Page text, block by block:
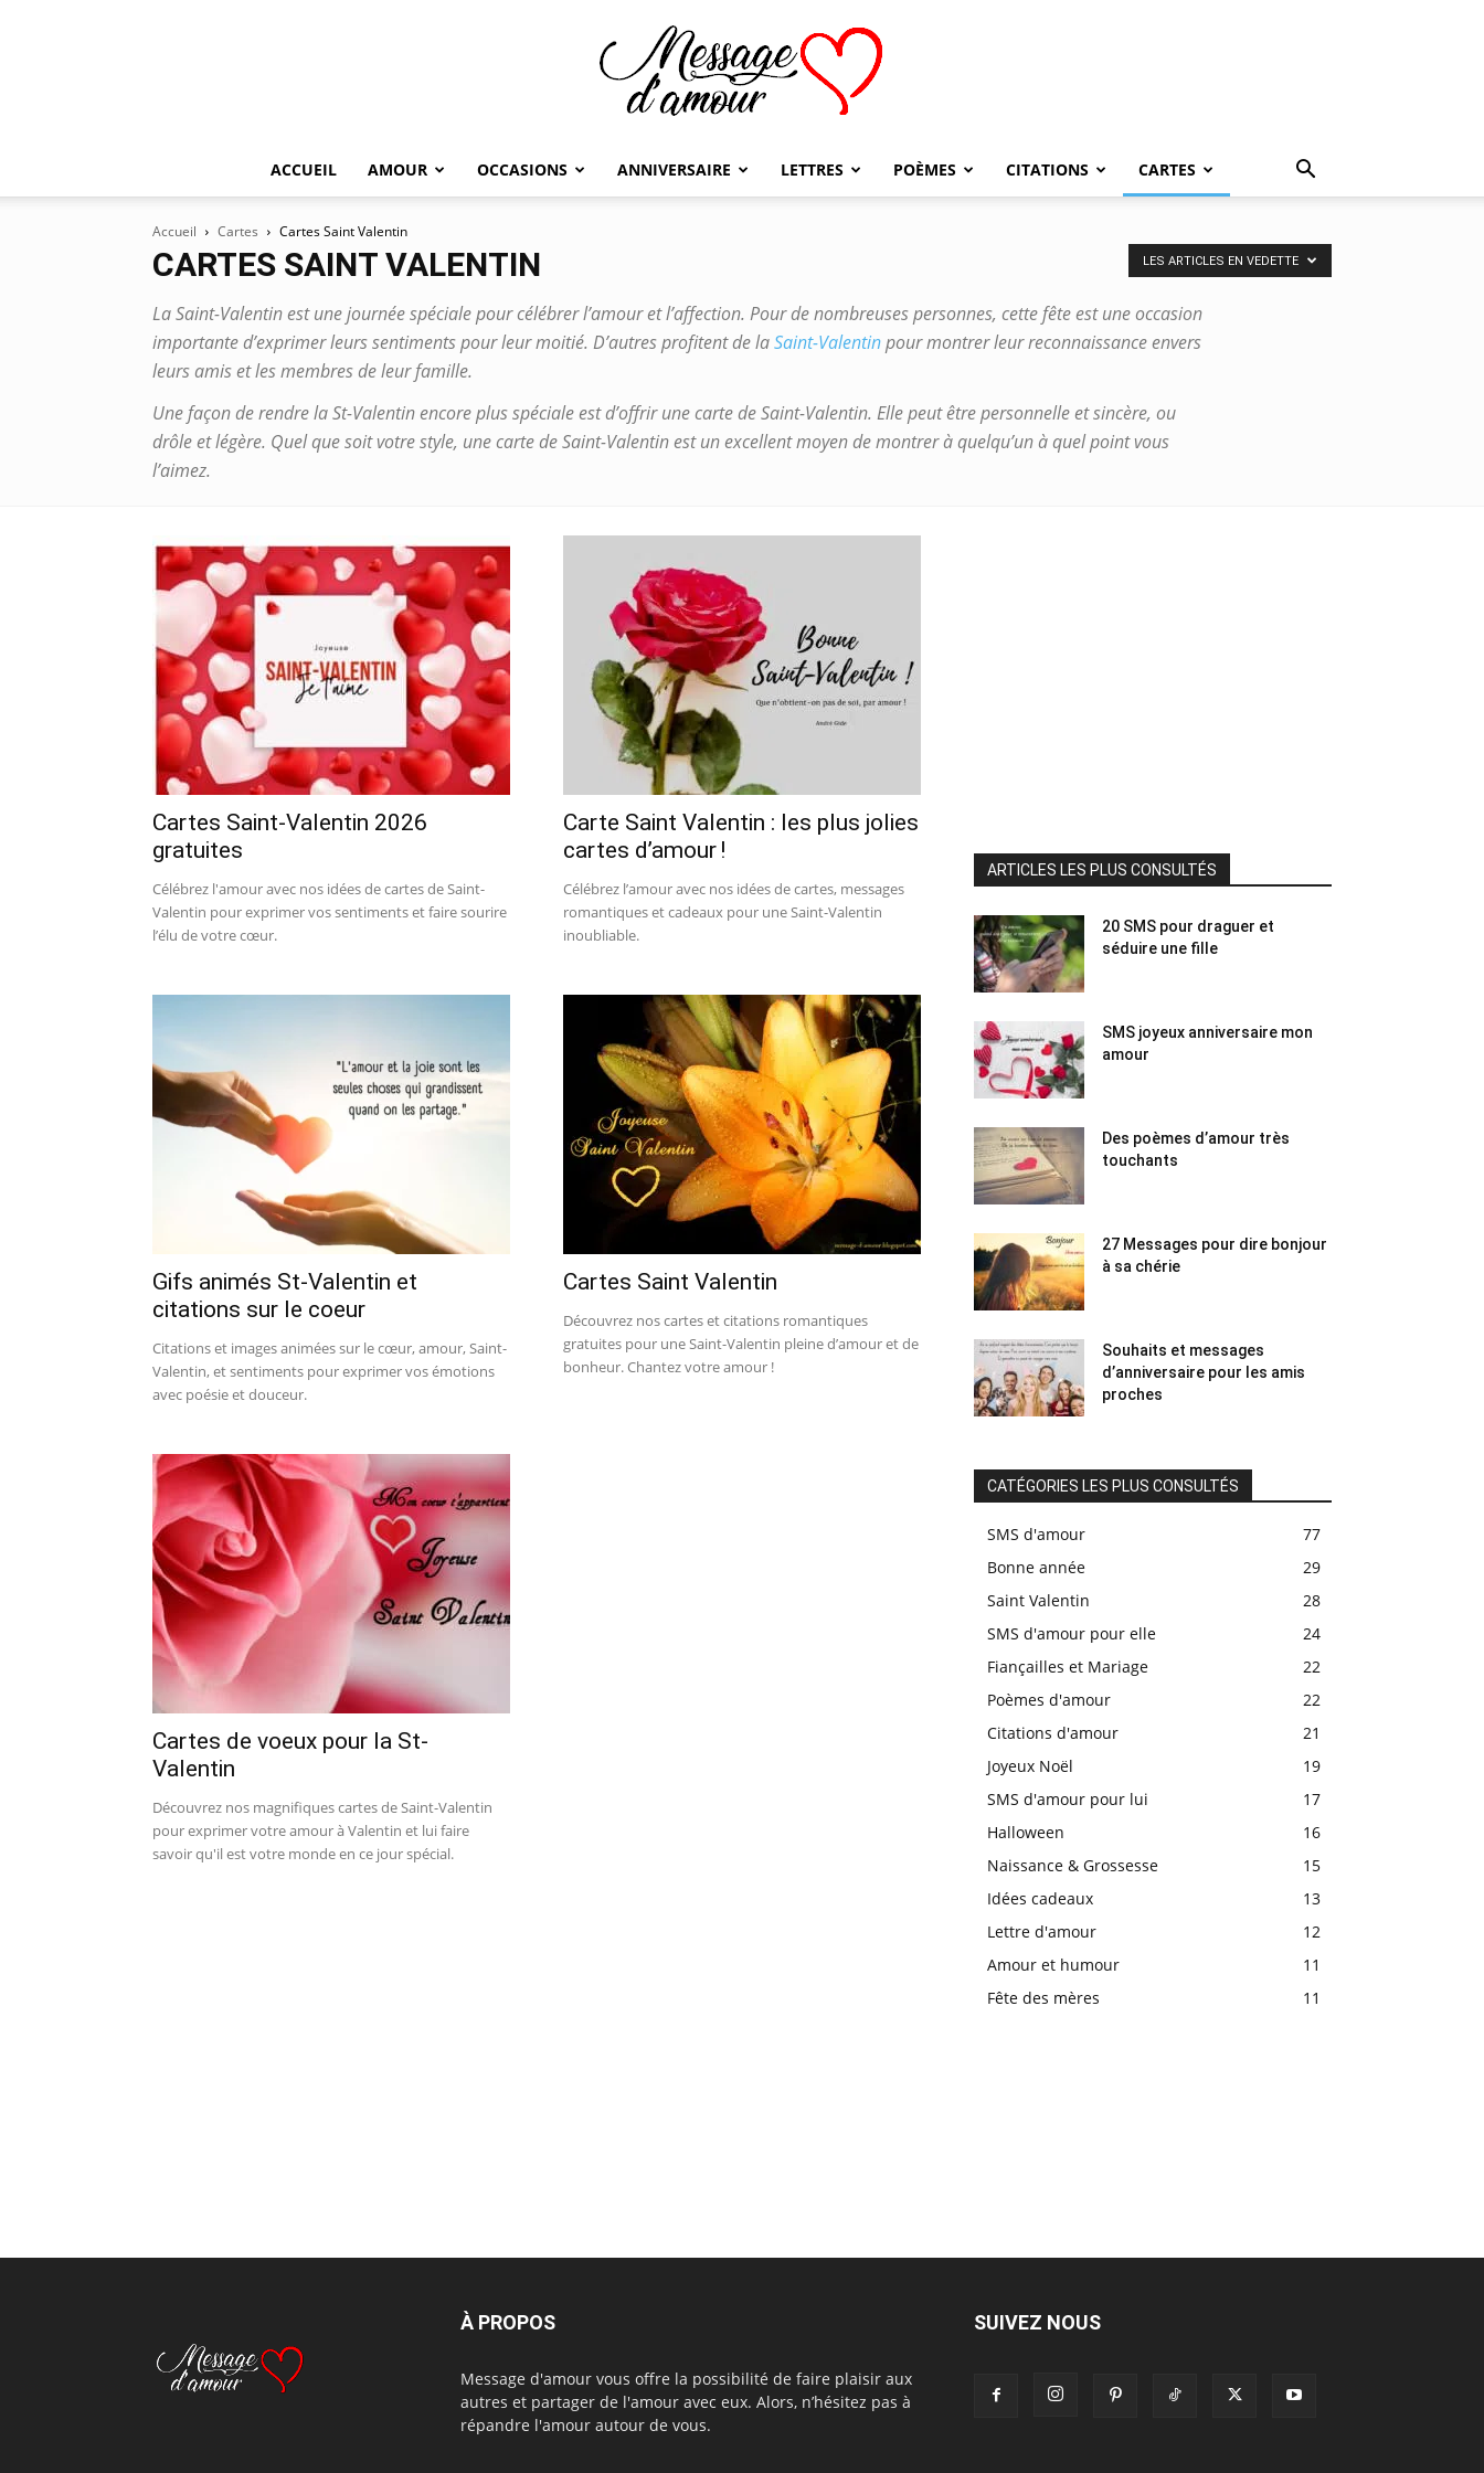
Message
d'amour
ACCUEIL AMOUR OCCASIONS ANNIVERSAIRE LETTRES POÈMES CITATIONS CARTES
Accueil Cartes Cartes Saint Valentin
CARTES SAINT VALENTIN
La Saint-Valentin est une journée spéciale pour célébrer l’amour et l’affection. Pour de nombreuses personnes, cette fête est une occasion
importante d’exprimer leurs sentiments pour leur moitié. D’autres profitent de laSaint-Valentinpour montrer leur reconnaissance envers
leurs amis et les membres de leur famille.
Une façon de rendre la St-Valentin encore plus spéciale est d’offrir une carte de Saint-Valentin. Elle peut être personnelle et sincère, ou
drôle et légère. Quel que soit votre style, une carte de Saint-Valentin est un excellent moyen de montrer à quelqu’un à quel point vous
l’aimez.
LES ARTICLES EN VEDETTE
Cartes Saint-Valentin 2026
gratuites
Célébrez l'amour avec nos idées de cartes de Saint-
Valentin pour exprimer vos sentiments et faire sourire
l’élu de votre cœur.
Carte Saint Valentin : les plus jolies
cartes d’amour !
Célébrez l’amour avec nos idées de cartes, messages
romantiques et cadeaux pour une Saint-Valentin
inoubliable.
Gifs animés St-Valentin et
citations sur le coeur
Citations et images animées sur le cœur, amour, Saint-
Valentin, et sentiments pour exprimer vos émotions
avec poésie et douceur.
Cartes Saint Valentin
Découvrez nos cartes et citations romantiques
gratuites pour une Saint-Valentin pleine d’amour et de
bonheur. Chantez votre amour !
Cartes de voeux pour la St-
Valentin
Découvrez nos magnifiques cartes de Saint-Valentin
pour exprimer votre amour à Valentin et lui faire
savoir qu'il est votre monde en ce jour spécial.
ARTICLES LES PLUS CONSULTÉS
20 SMS pour draguer et
séduire une fille
SMS joyeux anniversaire mon
amour
Des poèmes d’amour très
touchants
27 Messages pour dire bonjour
à sa chérie
Souhaits et messages
d’anniversaire pour les amis
proches
CATÉGORIES LES PLUS CONSULTÉS
SMS d'amour
77
Bonne année
29
Saint Valentin
28
SMS d'amour pour elle
24
Fiançailles et Mariage
22
Poèmes d'amour
22
Citations d'amour
21
Joyeux Noël
19
SMS d'amour pour lui
17
Halloween
16
Naissance & Grossesse
15
Idées cadeaux
13
Lettre d'amour
12
Amour et humour
11
Fête des mères
11
À PROPOS
Message d'amour vous offre la possibilité de faire plaisir aux
autres et partager de l'amour avec eux. Alors, n’hésitez pas à
répandre l'amour autour de vous.
SUIVEZ NOUS